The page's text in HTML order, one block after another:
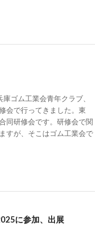
ゴム工業会青年クラブ、
会で行ってきました。東
同研修会です。研修会で関
すが、そこはゴム工業会で
に参加、出展